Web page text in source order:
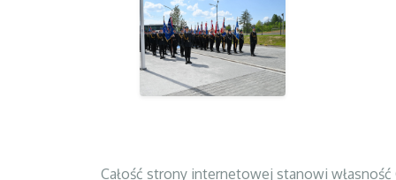
Całość strony internetowej stanowi